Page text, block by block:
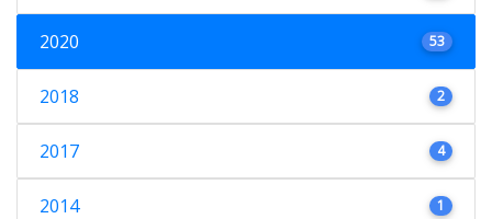
2020 53
2018 2
2017 4
2014 1